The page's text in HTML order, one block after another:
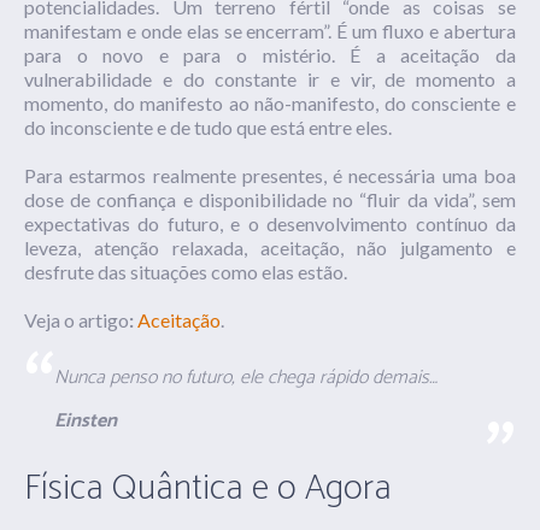
potencialidades. Um terreno fértil “onde as coisas se
manifestam e onde elas se encerram”. É um fluxo e abertura
para o novo e para o mistério. É a aceitação da
vulnerabilidade e do constante ir e vir, de momento a
momento, do manifesto ao não-manifesto, do consciente e
do inconsciente e de tudo que está entre eles.
Para estarmos realmente presentes, é necessária uma boa
dose de confiança e disponibilidade no “fluir da vida”, sem
expectativas do futuro, e o desenvolvimento contínuo da
leveza, atenção relaxada, aceitação, não julgamento e
desfrute das situações como elas estão.
Veja o artigo: Aceitação.
Nunca penso no futuro, ele chega rápido demais…
Einsten
Física Quântica e o Agora